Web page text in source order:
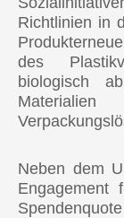
🇬🇧
🇹🇷 Türkei
ASIEN
🇰🇭
🇭🇰 Hongkong
Richtlinien in
des
biologisch
Neben dem
Engagement